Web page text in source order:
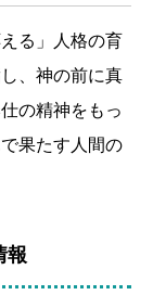
る」人格の育
、神の前に真
の精神をもっ
果たす人間の
報